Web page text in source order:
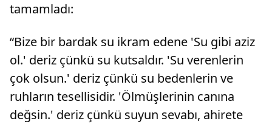
tamamladı:
“Bize bir bardak su ikram edene 'Su gibi aziz
ol.' deriz çünkü su kutsaldır. 'Su verenlerin
çok olsun.' deriz çünkü su bedenlerin ve
ruhların tesellisidir. 'Ölmüşlerinin canına
değsin.' deriz çünkü suyun sevabı, ahirete